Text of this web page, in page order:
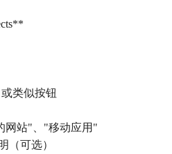
或类似按钮
网站"、"移动应用"
（可选）